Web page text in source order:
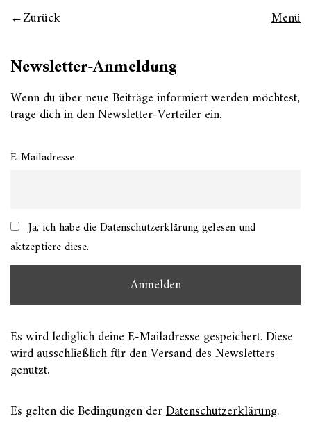
Zurück Menü
Newsletter-Anmeldung
Wenn du über neue Beiträge informiert werden möchtest,
trage dich in den Newsletter-Verteiler ein.
E-Mailadresse
Ja, ich habe die Datenschutzerklärung gelesen und
aktzeptiere diese.
Es wird lediglich deine E-Mailadresse gespeichert. Diese
wird ausschließlich für den Versand des Newsletters
genutzt.
Es gelten die Bedingungen derDatenschutzerklärung.